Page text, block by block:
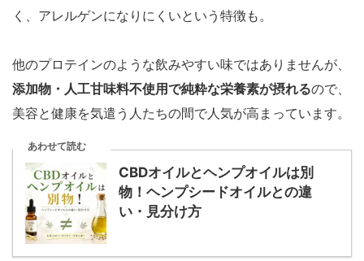
く、アレルゲンになりにくいという特徴も。
他のプロテインのような飲みやすい味ではありませんが、
添加物・人工甘味料不使用で純粋な栄養素が摂れるので、
美容と健康を気遣う人たちの間で人気が高まっています。
あわせて読む
CBDオイルとヘンプオイルは別
物！ヘンプシードオイルとの違
い・見分け方